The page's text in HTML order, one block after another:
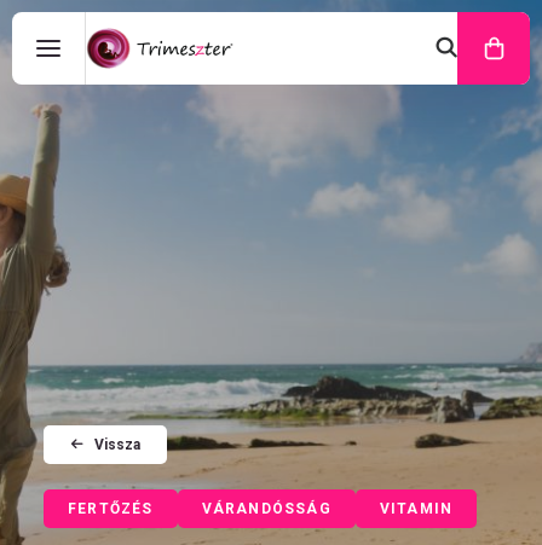
Vissza
FERTŐZÉS VÁRANDÓSSÁG VITAMIN